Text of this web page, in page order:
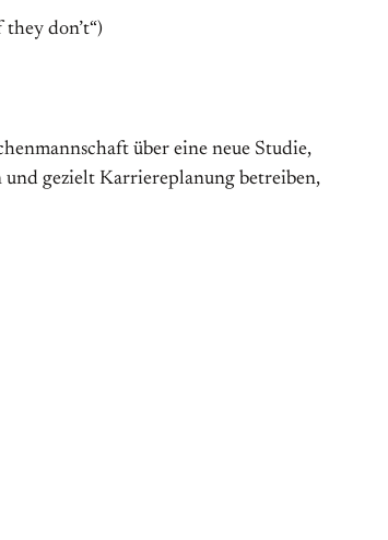
don’t“)
über eine neue Studie,
und gezielt Karriereplanung betreiben,